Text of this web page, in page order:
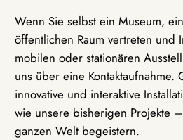
Wenn Sie selbst ein Museum,
öffentlichen Raum vertreten und
mobilen oder stationären
uns über eine Kontaktaufnahme.
innovative und interaktive
wie unsere bisherigen Projekte
ganzen Welt begeistern.